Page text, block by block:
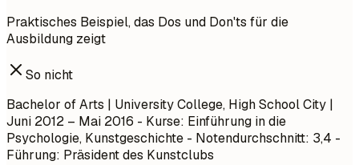
Praktisches Beispiel, das Dos und Don'ts für die
Ausbildung zeigt
So nicht
Bachelor of Arts | University College, High School City |
Juni 2012 – Mai 2016 - Kurse: Einführung in die
Psychologie, Kunstgeschichte - Notendurchschnitt: 3,4 -
Führung: Präsident des Kunstclubs